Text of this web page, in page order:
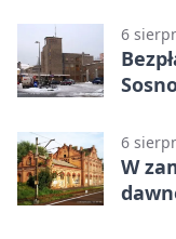
6
6
W